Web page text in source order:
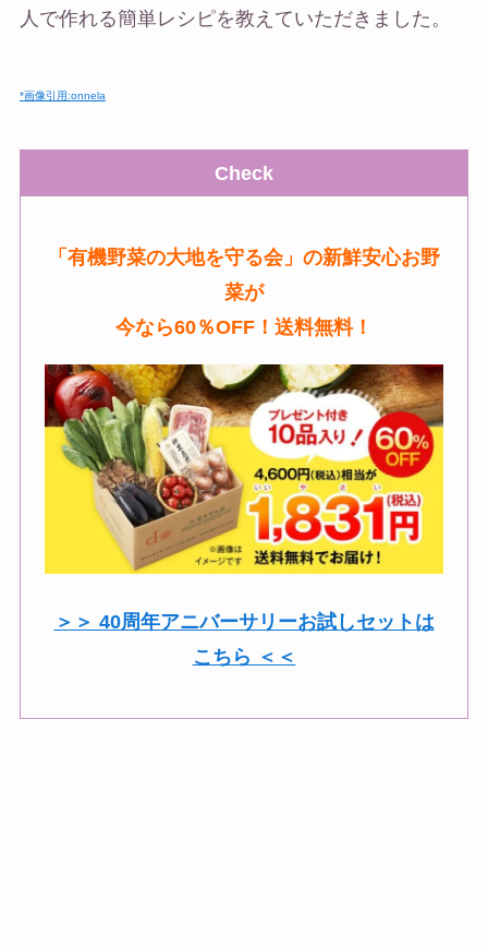
人で作れる簡単レシピを教えていただきました。
*画像引用:onnela
Check
「有機野菜の大地を守る会」の新鮮安心お野
菜が
今なら60％OFF！送料無料！
＞＞ 40周年アニバーサリーお試しセットは
こちら ＜＜